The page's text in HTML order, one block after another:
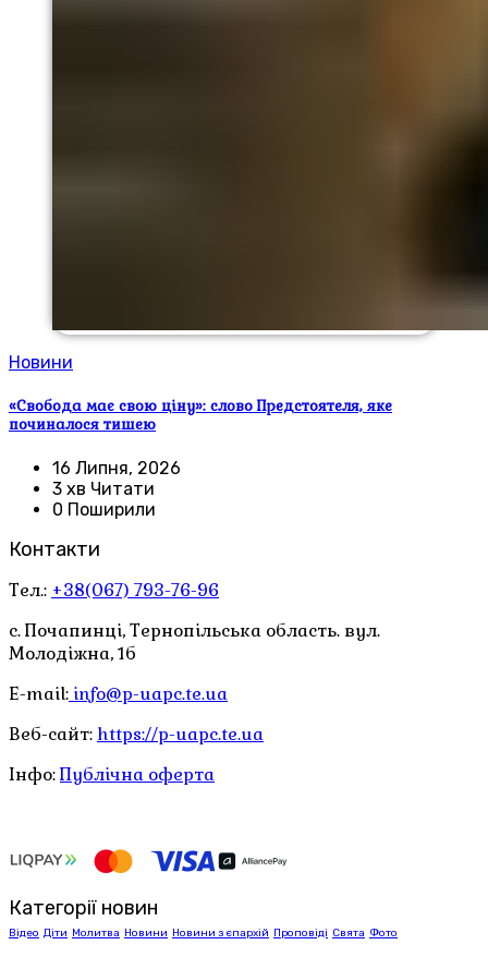
Новини
«Свобода має свою ціну»: слово Предстоятеля, яке
починалося тишею
16 Липня, 2026
3 хв Читати
0 Поширили
Контакти
Тел.: +38(067) 793-76-96
с. Почапинці, Тернопільська область. вул.
Молодіжна, 1б
E-mail: info@p-uapc.te.ua
Веб-сайт: https://p-uapc.te.ua
Інфо:Публічна оферта
Категорії новин
Відео Діти Молитва Новини Новини з єпархій Проповіді Свята Фото